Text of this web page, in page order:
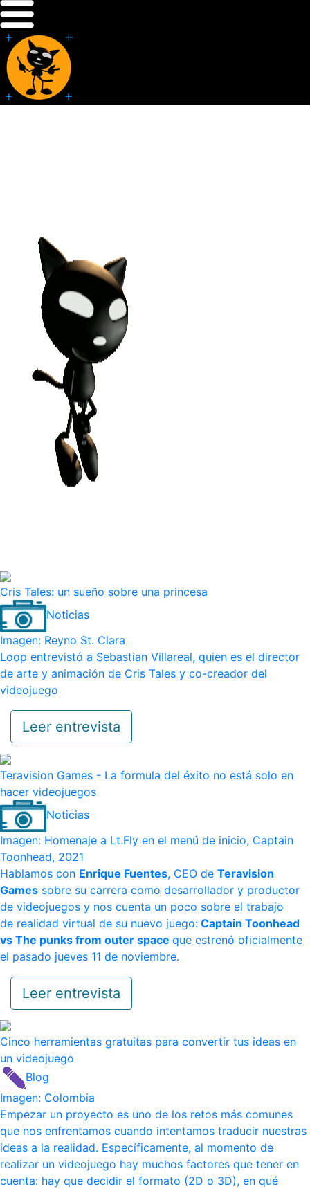
Cris Tales: un sueño sobre una princesa
Noticias
Imagen: Reyno St. Clara
Loop entrevistó a Sebastian Villareal, quien es el director
de arte y animación de Cris Tales y co-creador del
videojuego
Leer entrevista
Teravision Games - La formula del éxito no está solo en
hacer videojuegos
Noticias
Imagen: Homenaje a Lt.Fly en el menú de inicio, Captain
Toonhead, 2021
Hablamos con Enrique Fuentes, CEO de Teravision
Games sobre su carrera como desarrollador y productor
de videojuegos y nos cuenta un poco sobre el trabajo
de realidad virtual de su nuevo juego: Captain Toonhead
vs The punks from outer space que estrenó oficialmente
el pasado jueves 11 de noviembre.
Leer entrevista
Cinco herramientas gratuitas para convertir tus ideas en
un videojuego
Blog
Imagen: Colombia
Empezar un proyecto es uno de los retos más comunes
que nos enfrentamos cuando intentamos traducir nuestras
ideas a la realidad. Específicamente, al momento de
realizar un videojuego hay muchos factores que tener en
cuenta: hay que decidir el formato (2D o 3D), en qué